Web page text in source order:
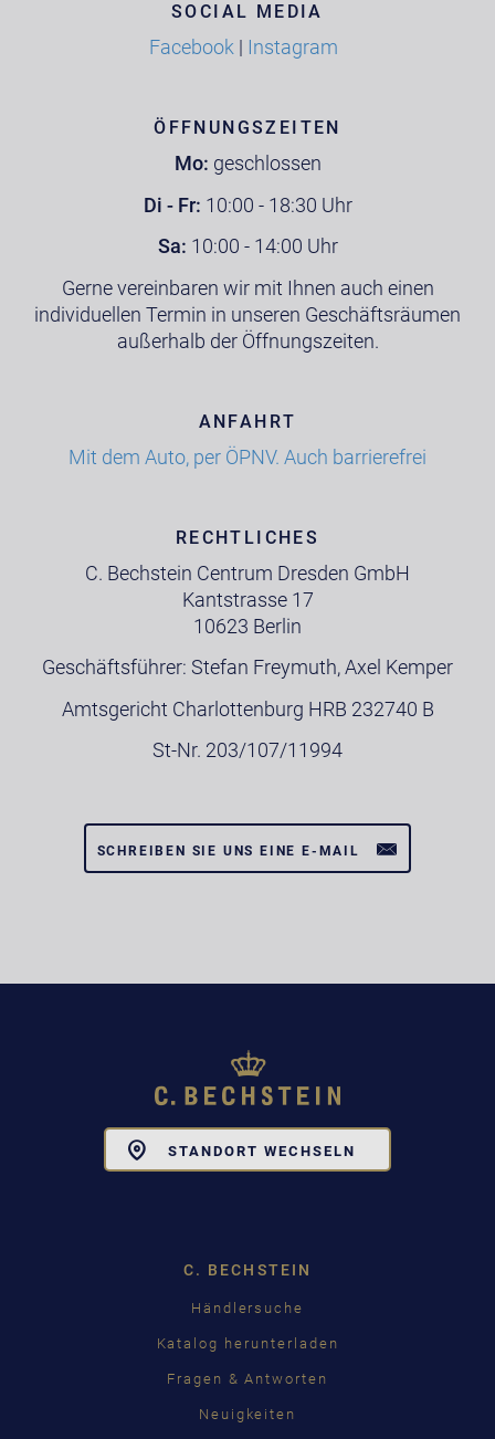
SOCIAL MEDIA
Facebook | Instagram
ÖFFNUNGSZEITEN
Mo: geschlossen
Di - Fr: 10:00 - 18:30 Uhr
Sa: 10:00 - 14:00 Uhr
Gerne vereinbaren wir mit Ihnen auch einen
individuellen Termin in unseren Geschäftsräumen
außerhalb der Öffnungszeiten.
ANFAHRT
Mit dem Auto, per ÖPNV. Auch barrierefrei
RECHTLICHES
C. Bechstein Centrum Dresden GmbH
Kantstrasse 17
10623 Berlin
Geschäftsführer: Stefan Freymuth, Axel Kemper
Amtsgericht Charlottenburg HRB 232740 B
St-Nr. 203/107/11994
SCHREIBEN SIE UNS EINE E-MAIL
STANDORT WECHSELN
C. BECHSTEIN
Händlersuche
Katalog herunterladen
Fragen & Antworten
Neuigkeiten